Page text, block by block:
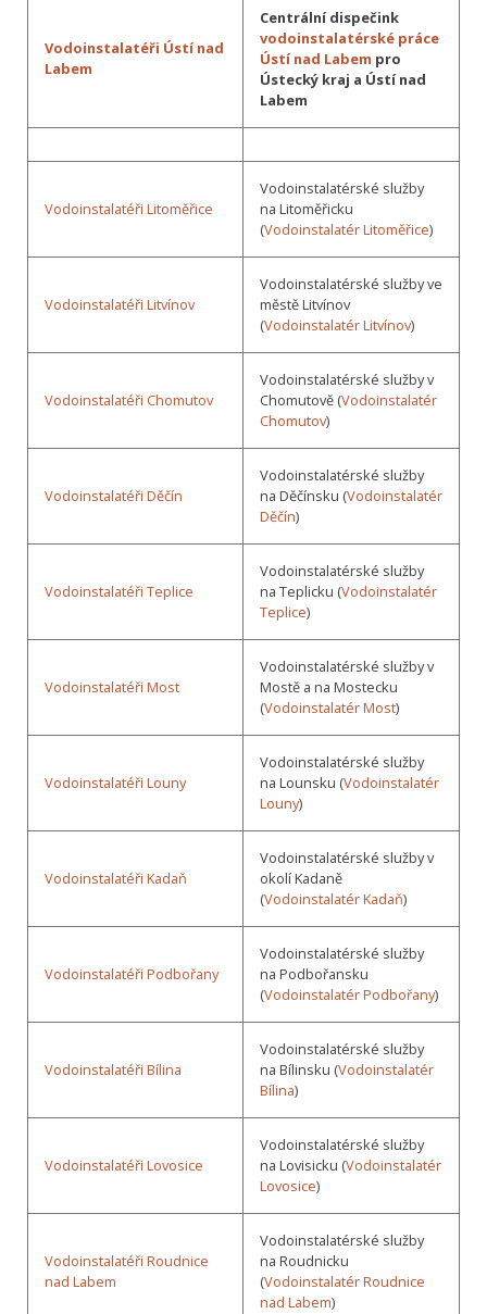
Vodoinstalatéři Ústí nad
Labem
Centrální dispečink
vodoinstalatérské práce
Ústí nad Labem pro
Ústecký kraj a Ústí nad
Labem
Vodoinstalatéři Litoměřice
Vodoinstalatérské služby
na Litoměřicku
(Vodoinstalatér Litoměřice)
Vodoinstalatéři Litvínov
Vodoinstalatérské služby ve
městě Litvínov
(Vodoinstalatér Litvínov)
Vodoinstalatéři Chomutov
Vodoinstalatérské služby v
Chomutově (Vodoinstalatér
Chomutov)
Vodoinstalatéři Děčín
Vodoinstalatérské služby
na Děčínsku (Vodoinstalatér
Děčín)
Vodoinstalatéři Teplice
Vodoinstalatérské služby
na Teplicku (Vodoinstalatér
Teplice)
Vodoinstalatéři Most
Vodoinstalatérské služby v
Mostě a na Mostecku
(Vodoinstalatér Most)
Vodoinstalatéři Louny
Vodoinstalatérské služby
na Lounsku (Vodoinstalatér
Louny)
Vodoinstalatéři Kadaň
Vodoinstalatérské služby v
okolí Kadaně
(Vodoinstalatér Kadaň)
Vodoinstalatéři Podbořany
Vodoinstalatérské služby
na Podbořansku
(Vodoinstalatér Podbořany)
Vodoinstalatéři Bílina
Vodoinstalatérské služby
na Bílinsku (Vodoinstalatér
Bílina)
Vodoinstalatéři Lovosice
Vodoinstalatérské služby
na Lovisicku (Vodoinstalatér
Lovosice)
Vodoinstalatéři Roudnice
nad Labem
Vodoinstalatérské služby
na Roudnicku
(Vodoinstalatér Roudnice
nad Labem)